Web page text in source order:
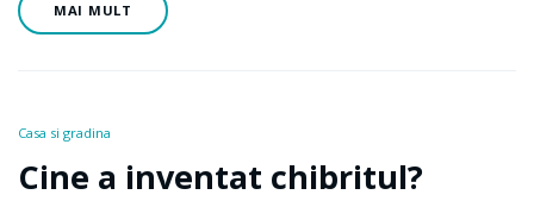
MAI MULT
Casa si gradina
Cine a inventat chibritul?